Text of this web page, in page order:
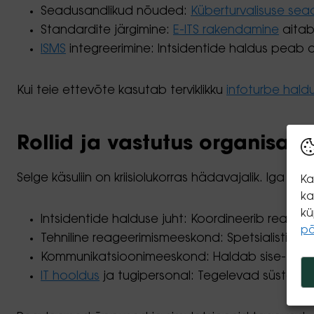
Seadusandlikud nõuded: Küberturvalisuse
Standardite järgimine: E-ITS rakendamine aitab
ISMS integreerimine: Intsidentide haldus peab
Kui teie ettevõte kasutab terviklikku infoturbe
Rollid ja vastutus
Selge käsuliin on kriisiolukorras hädavajalik. Iga
Intsidentide halduse juht: Koordineerib
Tehniline reageerimismeeskond:
Kommunikatsioonimeeskond: Haldab sise- ja
IT hooldus ja tugipersonal: Tegelevad